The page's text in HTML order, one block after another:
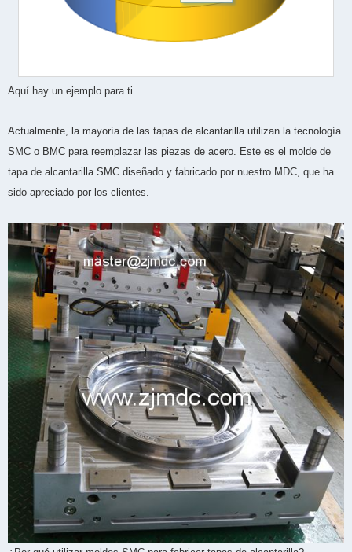
Aquí hay un ejemplo para ti.
Actualmente, la mayoría de las tapas de alcantarilla utilizan la tecnología
SMC o BMC para reemplazar las piezas de acero. Este es el molde de
tapa de alcantarilla SMC diseñado y fabricado por nuestro MDC, que ha
sido apreciado por los clientes.